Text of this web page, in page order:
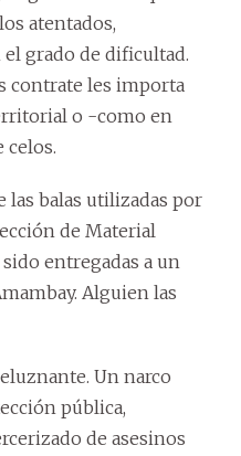
atentados,
grado de dificultad.
contrate les importa
o -como en
celos.
las balas utilizadas por
de Material
entregadas a un
Alguien las
Un narco
pública,
de asesinos